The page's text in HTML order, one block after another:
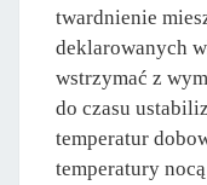
twardnienie
deklarowanych
wstrzymać z
do czasu
temperatur
temperatury